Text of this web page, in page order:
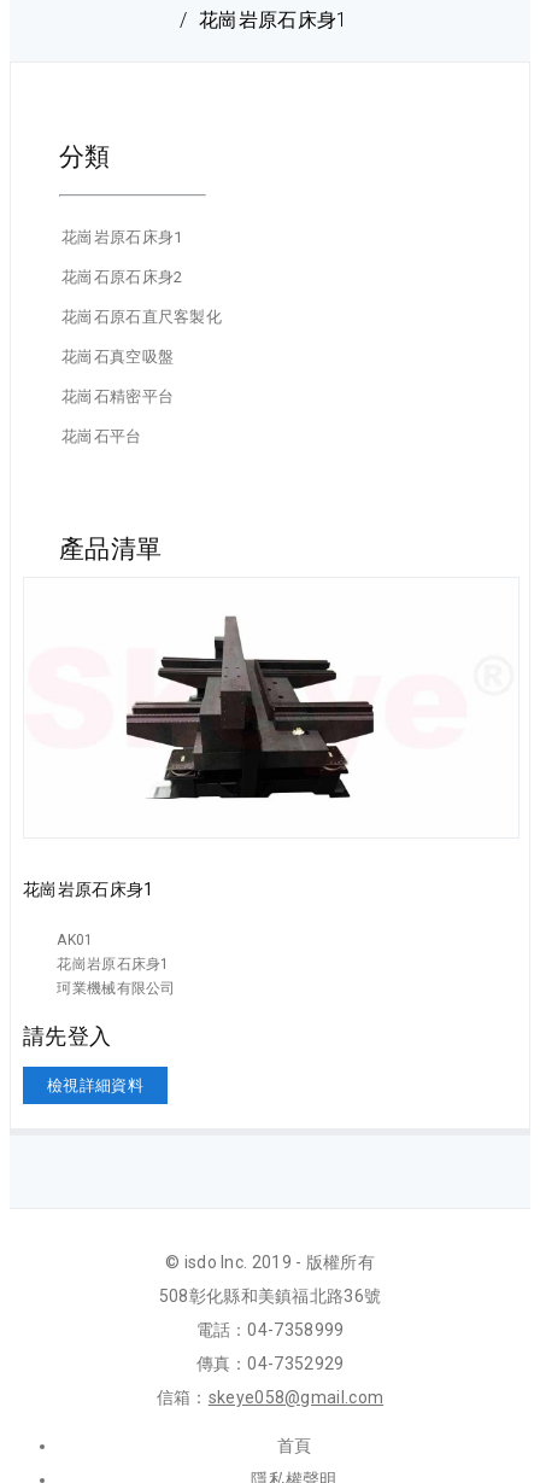
花崗岩原石床身1
分類
花崗岩原石床身1
花崗石原石床身2
花崗石原石直尺客製化
花崗石真空吸盤
花崗石精密平台
花崗石平台
產品清單
花崗岩原石床身1
AK01
花崗岩原石床身1
珂業機械有限公司
請先登入
檢視詳細資料
© isdo Inc. 2019 - 版權所有
508彰化縣和美鎮福北路36號
電話：04-7358999
傳真：04-7352929
信箱： skeye058@gmail.com
首頁